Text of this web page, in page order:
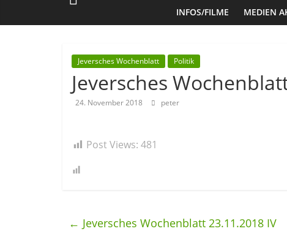
INFOS/FILME MEDIEN
Jeversches Wochenblatt Politik
Jeversches
24. November 2018 peter
Post Views: 481
← Jeversches Wochenblatt 23.11.2018 IV